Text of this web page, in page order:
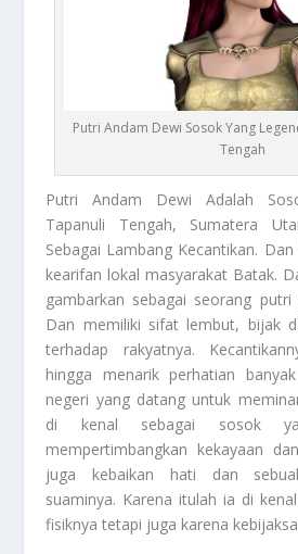
Putri Andam Dewi Sosok Yang
Tengah
Putri Andam Dewi Adalah
Tapanuli Tengah, Sumatera
Sebagai Lambang Kecantikan.
kearifan lokal masyarakat Batak.
gambarkan sebagai seorang
Dan memiliki sifat lembut, bijak
terhadap rakyatnya.
hingga menarik perhatian
negeri yang datang untuk
di kenal sebagai sosok
mempertimbangkan kekayaan
juga kebaikan hati dan
suaminya. Karena itulah ia di
fisiknya tetapi juga karena